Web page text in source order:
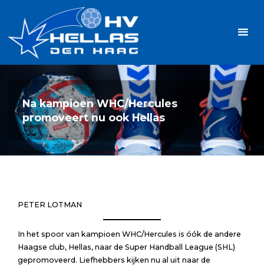
inhoud
Na kampioen WHC/Hercules
promoveert nu ook Hellas
PETER LOTMAN
In het spoor van kampioen WHC/Hercules is óók de andere
Haagse club, Hellas, naar de Super Handball League (SHL)
gepromoveerd. Liefhebbers kijken nu al uit naar de